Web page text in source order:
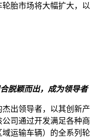
胎市场将大幅扩大，以
脱颖而出，成为领导者
出领导者，以其创新产
司通过开发满足各种商
运输车辆）的全系列轮